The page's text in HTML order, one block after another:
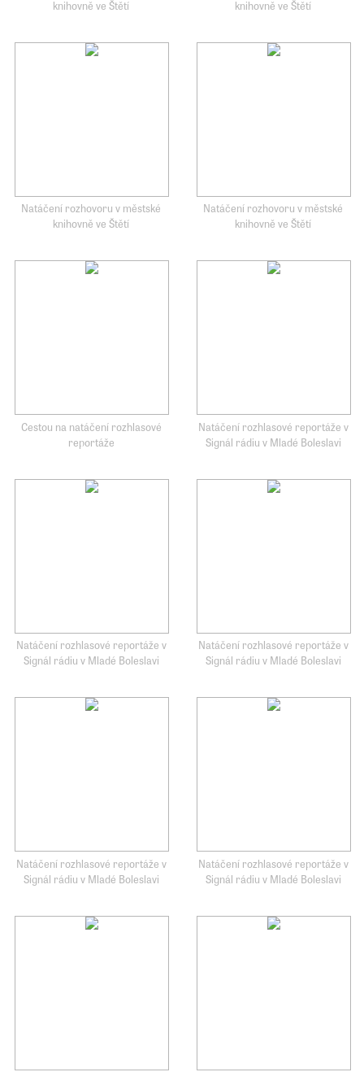
knihovně ve Štětí knihovně ve Štětí
Natáčení rozhovoru v městské
knihovně ve Štětí
Natáčení rozhovoru v městské
knihovně ve Štětí
Cestou na natáčení rozhlasové
reportáže
Natáčení rozhlasové reportáže v
Signál rádiu v Mladé Boleslavi
Natáčení rozhlasové reportáže v
Signál rádiu v Mladé Boleslavi
Natáčení rozhlasové reportáže v
Signál rádiu v Mladé Boleslavi
Natáčení rozhlasové reportáže v
Signál rádiu v Mladé Boleslavi
Natáčení rozhlasové reportáže v
Signál rádiu v Mladé Boleslavi